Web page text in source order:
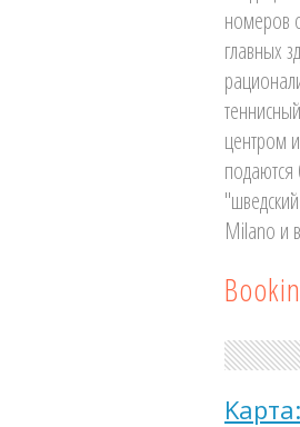
номеров
главных
центром
подаются
Milano и
Kарта: